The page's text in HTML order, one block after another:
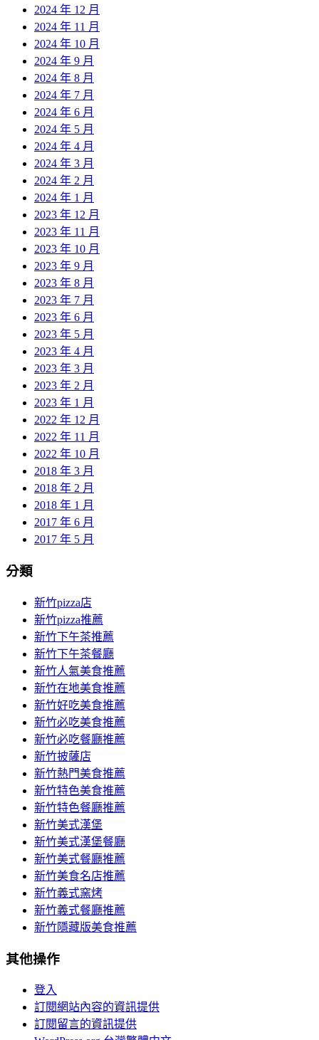
2024 年 12 月
2024 年 11 月
2024 年 10 月
2024 年 9 月
2024 年 8 月
2024 年 7 月
2024 年 6 月
2024 年 5 月
2024 年 4 月
2024 年 3 月
2024 年 2 月
2024 年 1 月
2023 年 12 月
2023 年 11 月
2023 年 10 月
2023 年 9 月
2023 年 8 月
2023 年 7 月
2023 年 6 月
2023 年 5 月
2023 年 4 月
2023 年 3 月
2023 年 2 月
2023 年 1 月
2022 年 12 月
2022 年 11 月
2022 年 10 月
2018 年 3 月
2018 年 2 月
2018 年 1 月
2017 年 6 月
2017 年 5 月
分類
新竹pizza店
新竹pizza推薦
新竹下午茶推薦
新竹下午茶餐廳
新竹人氣美食推薦
新竹在地美食推薦
新竹好吃美食推薦
新竹必吃美食推薦
新竹必吃餐廳推薦
新竹披薩店
新竹熱門美食推薦
新竹特色美食推薦
新竹特色餐廳推薦
新竹美式漢堡
新竹美式漢堡餐廳
新竹美式餐廳推薦
新竹美食名店推薦
新竹義式窯烤
新竹義式餐廳推薦
新竹隱藏版美食推薦
其他操作
登入
訂閱網站內容的資訊提供
訂閱留言的資訊提供